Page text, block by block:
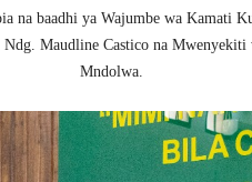
na baadhi ya Wajumbe wa Kamati
Maudline Castico na
Mndolwa.